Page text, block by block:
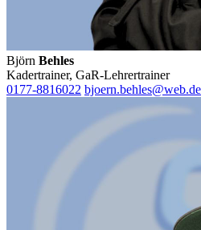
Björn Behles
Kadertrainer, GaR-Lehrertrainer
0177-8816022 bjoern.behles@web.de